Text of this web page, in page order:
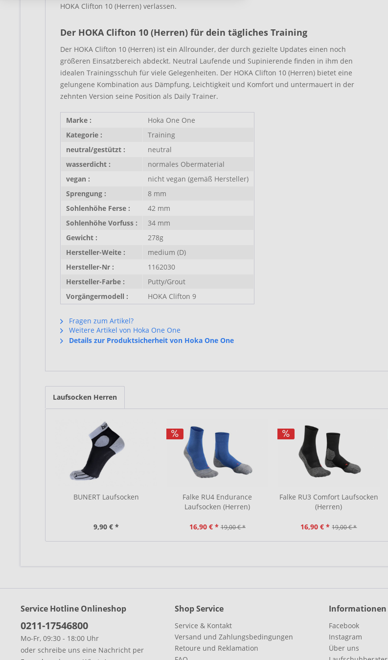
HOKA Clifton 10 (Herren) verlassen.
Der HOKA Clifton 10 (Herren) für dein tägliches Training
Der HOKA Clifton 10 (Herren) ist ein Allrounder, der durch gezielte Updates einen noch
größeren Einsatzbereich abdeckt. Neutral Laufende und Supinierende finden in ihm den
idealen Trainingsschuh für viele Gelegenheiten. Der HOKA Clifton 10 (Herren) bietet eine
gelungene Kombination aus Dämpfung, Leichtigkeit und Komfort und untermauert in der
zehnten Version seine Position als Daily Trainer.
Marke :
Hoka One One
Kategorie :
Training
neutral/gestützt :
neutral
wasserdicht :
normales Obermaterial
vegan :
nicht vegan (gemäß Hersteller)
Sprengung :
8 mm
Sohlenhöhe Ferse :
42 mm
Sohlenhöhe Vorfuss :
34 mm
Gewicht :
278g
Hersteller-Weite :
medium (D)
Hersteller-Nr :
1162030
Hersteller-Farbe :
Putty/Grout
Vorgängermodell :
HOKA Clifton 9
Fragen zum Artikel?
Weitere Artikel von Hoka One One
Details zur Produktsicherheit von Hoka One One
Laufsocken Herren
BUNERT Laufsocken
9,90 € *
Falke RU4 Endurance
Laufsocken (Herren)
16,90 € * 19,00 € *
Falke RU3 Comfort Laufsocken
(Herren)
16,90 € * 19,00 € *
Service Hotline Onlineshop
0211-17546800
Mo-Fr, 09:30 - 18:00 Uhr
oder schreibe uns eine Nachricht per
Shop Service
Service & Kontakt
Versand und Zahlungsbedingungen
Retoure und Reklamation
Informationen
Facebook
Instagram
Über uns